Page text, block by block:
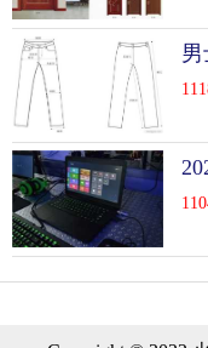
名
前